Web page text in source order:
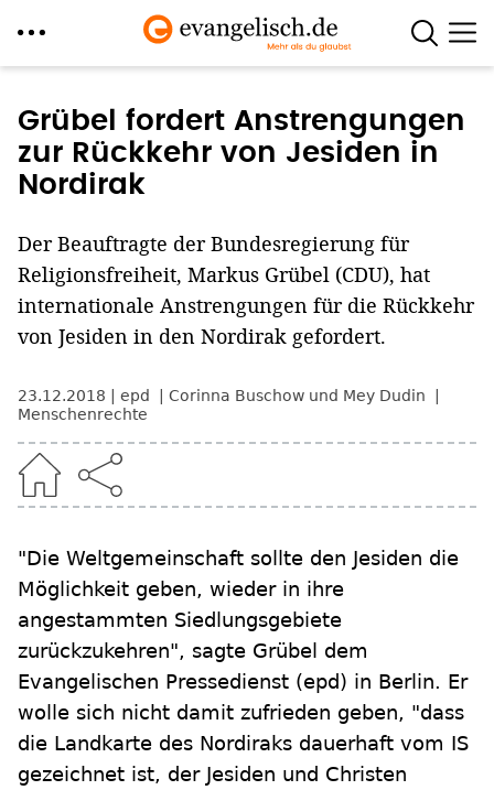
zum
Inhalt
Grübel fordert Anstrengungen
zur Rückkehr von Jesiden in
Nordirak
Der Beauftragte der Bundesregierung für
Religionsfreiheit, Markus Grübel (CDU), hat
internationale Anstrengungen für die Rückkehr
von Jesiden in den Nordirak gefordert.
23.12.2018 epd
Corinna Buschow und Mey Dudin
Menschenrechte
"Die Weltgemeinschaft sollte den Jesiden die
Möglichkeit geben, wieder in ihre
angestammten Siedlungsgebiete
zurückzukehren", sagte Grübel dem
Evangelischen Pressedienst (epd) in Berlin. Er
wolle sich nicht damit zufrieden geben, "dass
die Landkarte des Nordiraks dauerhaft vom IS
gezeichnet ist, der Jesiden und Christen